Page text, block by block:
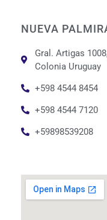
NUEVA
Gral. Artigas
Colonia Uruguay
+598 4544 8454
+598 4544 7120
+59898539208